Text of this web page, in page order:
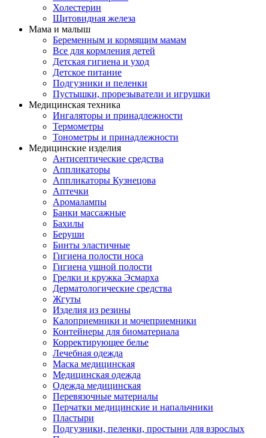
Холестерин
Щитовидная железа
Мама и малыш
Беременным и кормящим мамам
Все для кормления детей
Детская гигиена и уход
Детское питание
Подгузники и пеленки
Пустышки, прорезыватели и игрушки
Медицинская техника
Ингаляторы и принадлежности
Термометры
Тонометры и принадлежности
Медицинские изделия
Антисептические средства
Аппликаторы
Аппликаторы Кузнецова
Аптечки
Аромалампы
Банки массажные
Бахилы
Беруши
Бинты эластичные
Гигиена полости носа
Гигиена ушной полости
Грелки и кружка Эсмарха
Дерматологические средства
Жгуты
Изделия из резины
Калоприемники и мочеприемники
Контейнеры для биоматериала
Корректирующее белье
Лечебная одежда
Маска медицинская
Медицинская одежда
Одежда медицинская
Перевязочные материалы
Перчатки медицинские и напальчники
Пластыри
Подгузники, пеленки, простыни для взрослых